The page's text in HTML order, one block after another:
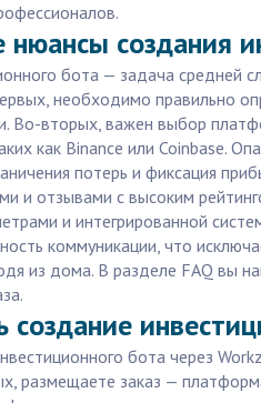
нюансы создания
бота — задача средней
необходимо правильно
Во-вторых, важен выбор
как Binance или Coinbase.
потерь и фиксация
и отзывами с высоким
и интегрированной
коммуникации, что
из дома. В разделе FAQ вы
создание
бота через
размещаете заказ —